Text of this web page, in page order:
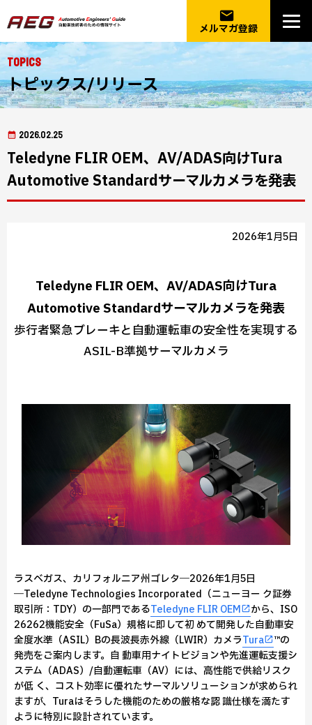
email
メルマガ登録
Topics
トピックス/リリース
2026.02.25
Teledyne FLIR OEM、AV/ADAS向けTura
Automotive Standardサーマルカメラを発表
2026年1月5日
Teledyne FLIR OEM、AV/ADAS向けTura
Automotive Standardサーマルカメラを発表
歩行者緊急ブレーキと自動運転車の安全性を実現する
ASIL-B準拠サーマルカメラ
ラスベガス、カリフォルニア州ゴレタ―2026年1月5日
―Teledyne Technologies Incorporated（ニューヨー ク証券
取引所：TDY）の一部門であるTeledyne FLIR OEM
から、ISO
26262機能安全（FuSa）規格に即して初 めて開発した自動車安
全度水準（ASIL）Bの長波長赤外線（LWIR）カメラTura
™の
発売をご案内します。自 動車用ナイトビジョンや先進運転支援シ
ステム（ADAS）/自動運転車（AV）には、高性能で供給リスク
が低 く、コスト効率に優れたサーマルソリューションが求められ
ますが、Turaはそうした機能のための厳格な認 識仕様を満たす
ように特別に設計されています。